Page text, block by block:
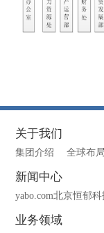
关于我们
集团介绍 全球布局
新闻中心
yabo.com北京恒郁
业务领域